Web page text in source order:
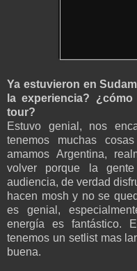
Ya estuvieron en
la experiencia?
tour?
Estuvo genial, nos
tenemos muchas
amamos Argentina,
volver porque la
audiencia, de verdad
hacen mosh y no se
es genial,
energía es fantástico.
tenemos un setlist mas
buena.